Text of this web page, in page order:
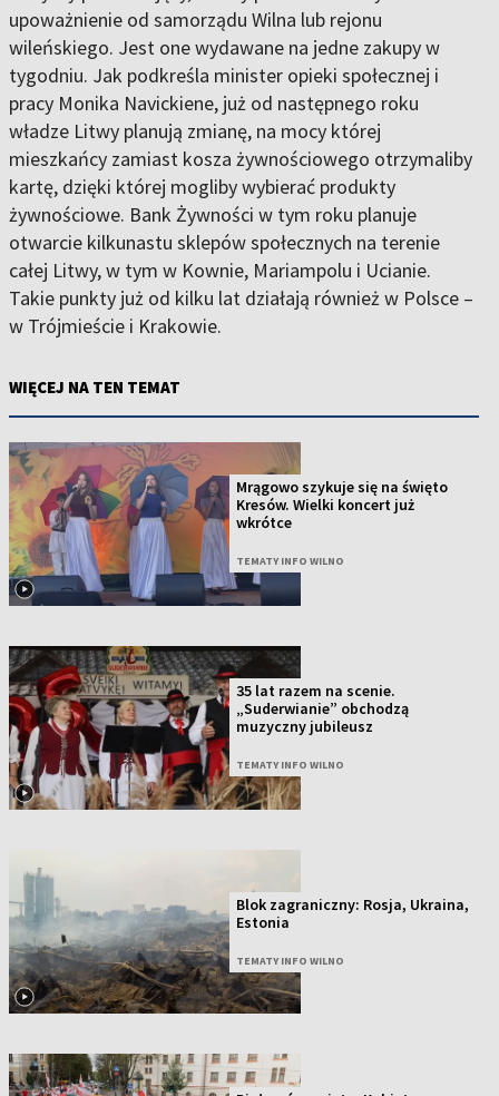
upoważnienie od samorządu Wilna lub rejonu
wileńskiego. Jest one wydawane na jedne zakupy w
tygodniu. Jak podkreśla minister opieki społecznej i
pracy Monika Navickiene, już od następnego roku
władze Litwy planują zmianę, na mocy której
mieszkańcy zamiast kosza żywnościowego otrzymaliby
kartę, dzięki której mogliby wybierać produkty
żywnościowe. Bank Żywności w tym roku planuje
otwarcie kilkunastu sklepów społecznych na terenie
całej Litwy, w tym w Kownie, Mariampolu i Ucianie.
Takie punkty już od kilku lat działają również w Polsce –
w Trójmieście i Krakowie.
WIĘCEJ NA TEN TEMAT
Mrągowo szykuje się na święto
Kresów. Wielki koncert już
wkrótce
TEMATY INFO WILNO
35 lat razem na scenie.
„Suderwianie” obchodzą
muzyczny jubileusz
TEMATY INFO WILNO
Blok zagraniczny: Rosja, Ukraina,
Estonia
TEMATY INFO WILNO